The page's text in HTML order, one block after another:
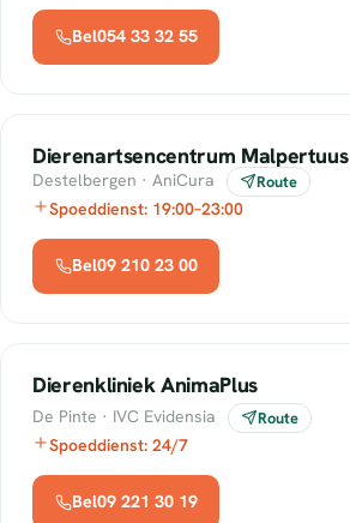
Bel054 33 32 55
Dierenartsencentrum Malpertuus
Destelbergen · AniCura Route
Spoeddienst: 19:00–23:00
Bel09 210 23 00
Dierenkliniek AnimaPlus
De Pinte · IVC Evidensia Route
Spoeddienst: 24/7
Bel09 221 30 19